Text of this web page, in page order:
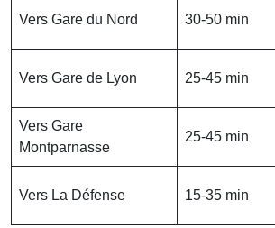
Vers Gare du Nord 30-50 min
Vers Gare de Lyon 25-45 min
Vers Gare
Montparnasse
25-45 min
Vers La Défense 15-35 min